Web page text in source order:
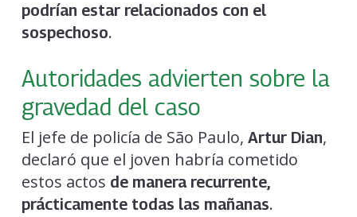
podrían estar relacionados con el
sospechoso.
Autoridades advierten sobre la
gravedad del caso
El jefe de policía de São Paulo, Artur Dian,
declaró que el joven habría cometido
estos actos de manera recurrente,
prácticamente todas las mañanas.